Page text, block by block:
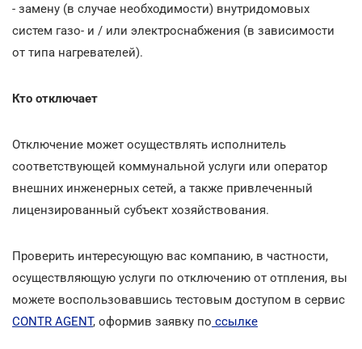
- замену (в случае необходимости) внутридомовых
систем газо- и / или электроснабжения (в зависимости
от типа нагревателей).
Кто отключает
Отключение может осуществлять исполнитель
соответствующей коммунальной услуги или оператор
внешних инженерных сетей, а также привлеченный
лицензированный субъект хозяйствования.
Проверить интересующую вас компанию, в частности,
осуществляющую услуги по отключению от отпления, вы
можете воспользовавшись тестовым доступом в сервис
CONTR AGENT, оформив заявку по ссылке